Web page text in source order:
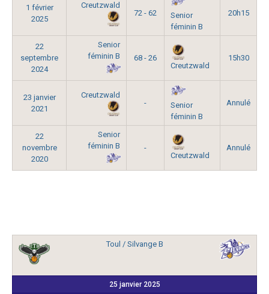
1 février
2025
Creutzwald
72 - 62
Senior
féminin B
20h15
22
septembre
2024
Senior
féminin B
68 - 26
Creutzwald
15h30
23 janvier
2021
Creutzwald
-
Senior
féminin B
Annulé
22
novembre
2020
Senior
féminin B
-
Creutzwald
Annulé
Toul / Silvange B
25 janvier 2025